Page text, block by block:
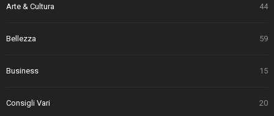
Arte & Cultura 44
Bellezza 59
Business 15
Consigli Vari 20